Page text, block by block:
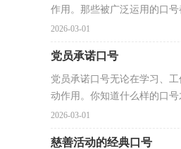
作用。那些被广泛运用的口
2026-03-01
党员承诺口号
党员承诺口号无论在学习、
动作用。你知道什么样的口
2026-03-01
慈善活动的经典口号